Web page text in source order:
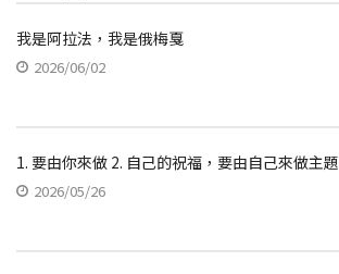
我是阿拉法，我是俄梅戛
2026/06/02
1. 要由你來做 2. 自己的祝福，要由自己來做主題
2026/05/26